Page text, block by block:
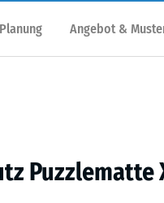
Angebot &
Puzzlematte